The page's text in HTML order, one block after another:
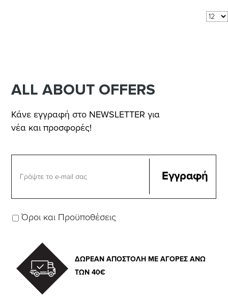
ALL ABOUT OFFERS
Κάνε εγγραφή στο NEWSLETTER για
νέα και προσφορές!
Όροι και Προϋποθέσεις
ΔΩΡΕΑΝ ΑΠΟΣΤΟΛΗ ΜΕ ΑΓΟΡΕΣ ΑΝΩ
ΤΩΝ 40€